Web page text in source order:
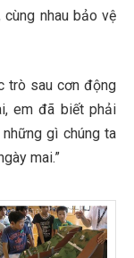
nhau bảo vệ
trò sau cơn động
em đã biết phải
gì chúng ta
mai.”